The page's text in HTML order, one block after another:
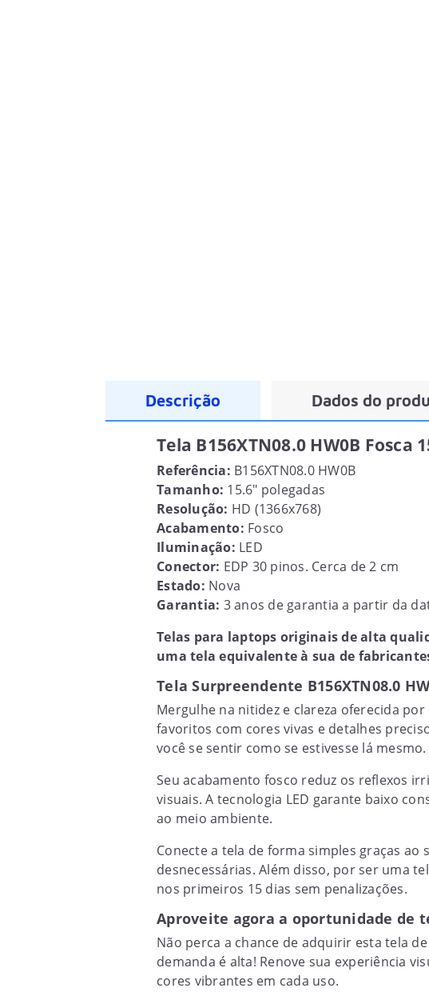
Descrição Dados do
Tela B156XTN08.0 HW0B Fosca
Referência: B156XTN08.0 HW0B
Tamanho: 15.6" polegadas
Resolução: HD (1366x768)
Acabamento: Fosco
Iluminação: LED
Conector: EDP 30 pinos. Cerca de 2 cm
Estado: Nova
Garantia: 3 anos de garantia a partir da
Telas para laptops originais de alta
uma tela equivalente à sua de
Tela Surpreendente B156XTN08.0
Mergulhe na nitidez e clareza oferecida
favoritos com cores vivas e detalhes
você se sentir como se estivesse lá mesmo.
Seu acabamento fosco reduz os reflexos
visuais. A tecnologia LED garante baixo
ao meio ambiente.
Conecte a tela de forma simples graças ao
desnecessárias. Além disso, por ser uma
nos primeiros 15 dias sem penalizações.
Aproveite agora a oportunidade de
Não perca a chance de adquirir esta tela
demanda é alta! Renove sua experiência
cores vibrantes em cada uso.